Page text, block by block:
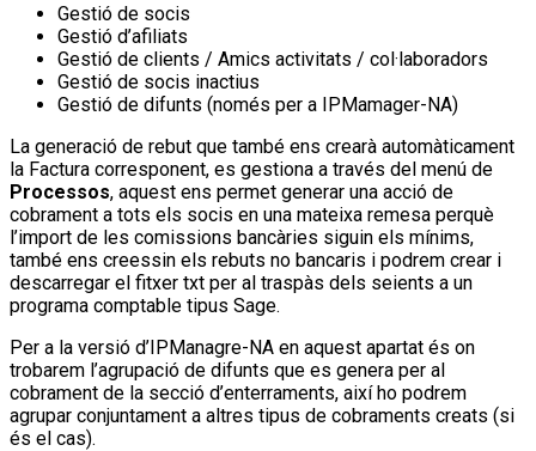
Gestió de socis
Gestió d’afiliats
Gestió de clients / Amics activitats / col·laboradors
Gestió de socis inactius
Gestió de difunts (només per a IPMamager-NA)
La generació de rebut que també ens crearà automàticament
la Factura corresponent, es gestiona a través del menú de
Processos, aquest ens permet generar una acció de
cobrament a tots els socis en una mateixa remesa perquè
l’import de les comissions bancàries siguin els mínims,
també ens creessin els rebuts no bancaris i podrem crear i
descarregar el fitxer txt per al traspàs dels seients a un
programa comptable tipus Sage.
Per a la versió d’IPManagre-NA en aquest apartat és on
trobarem l’agrupació de difunts que es genera per al
cobrament de la secció d’enterraments, així ho podrem
agrupar conjuntament a altres tipus de cobraments creats (si
és el cas).